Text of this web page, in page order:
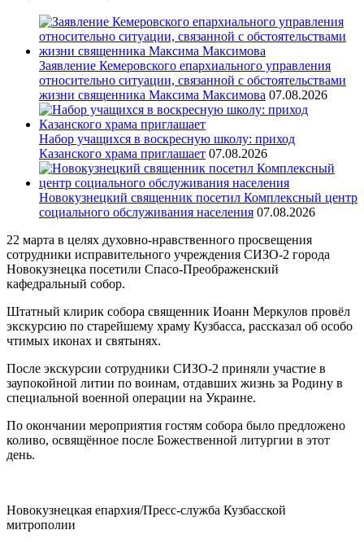
Заявление Кемеровского епархиального управления
относительно ситуации, связанной с обстоятельствами
жизни священника Максима Максимова 07.08.2026
Набор учащихся в воскресную школу: приход
Казанского храма приглашает 07.08.2026
Новокузнецкий священник посетил Комплексный центр
социального обслуживания населения 07.08.2026
22 марта в целях духовно-нравственного просвещения
сотрудники исправительного учреждения СИЗО-2 города
Новокузнецка посетили Спасо-Преображенский
кафедральный собор.
Штатный клирик собора священник Иоанн Меркулов провёл
экскурсию по старейшему храму Кузбасса, рассказал об особо
чтимых иконах и святынях.
После экскурсии сотрудники СИЗО-2 приняли участие в
заупокойной литии по воинам, отдавших жизнь за Родину в
специальной военной операции на Украине.
По окончании мероприятия гостям собора было предложено
коливо, освящённое после Божественной литургии в этот
день.
Новокузнецкая епархия/Пресс-служба Кузбасской
митрополии